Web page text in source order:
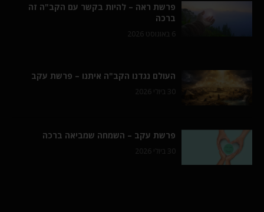
פרשת ראה – להיות בקשר עם הקב"ה זה
ברכה
6 באוגוסט 2026
העולם נגדנו הקב"ה איתנו – פרשת עקב
30 ביולי 2026
פרשת עקב – השמחה שמביאה ברכה
30 ביולי 2026